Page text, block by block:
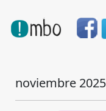
noviembre 2025